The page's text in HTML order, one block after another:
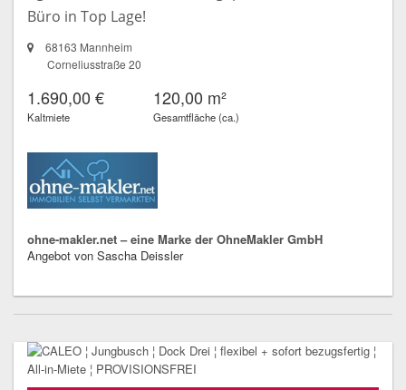
Büro in Top Lage!
68163 Mannheim
Corneliusstraße 20
1.690,00 €
Kaltmiete
120,00 m²
Gesamtfläche (ca.)
ohne-makler.net – eine Marke der OhneMakler GmbH
Angebot von Sascha Deissler